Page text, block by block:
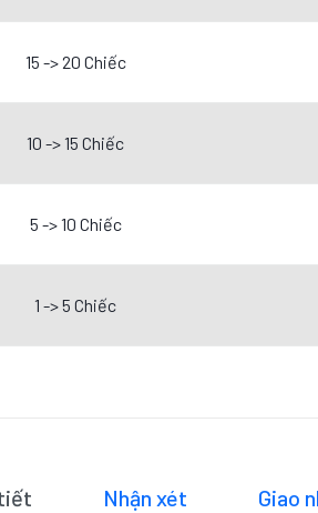
15 -> 20 Chiếc
10 -> 15 Chiếc
5 -> 10 Chiếc
1 -> 5 Chiếc
Nhận xét Giao